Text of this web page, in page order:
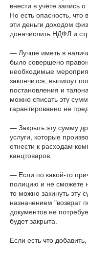
внести в учёте запись
Но есть опасность, что
эти деньги доходом
доначислить НДФЛ и
— Лучше иметь в
было совершено
необходимые
закончится, выпишут
постановления и
можно списать эту
гарантированно не
— Закрыть эту сумму
услуги, которые
отнести к расходам
канцтоваров.
— Если по какой-то
полицию и не сможете
то можно закинуть эту
назначением "возврат
документов не
будет закрыта.
Если есть что